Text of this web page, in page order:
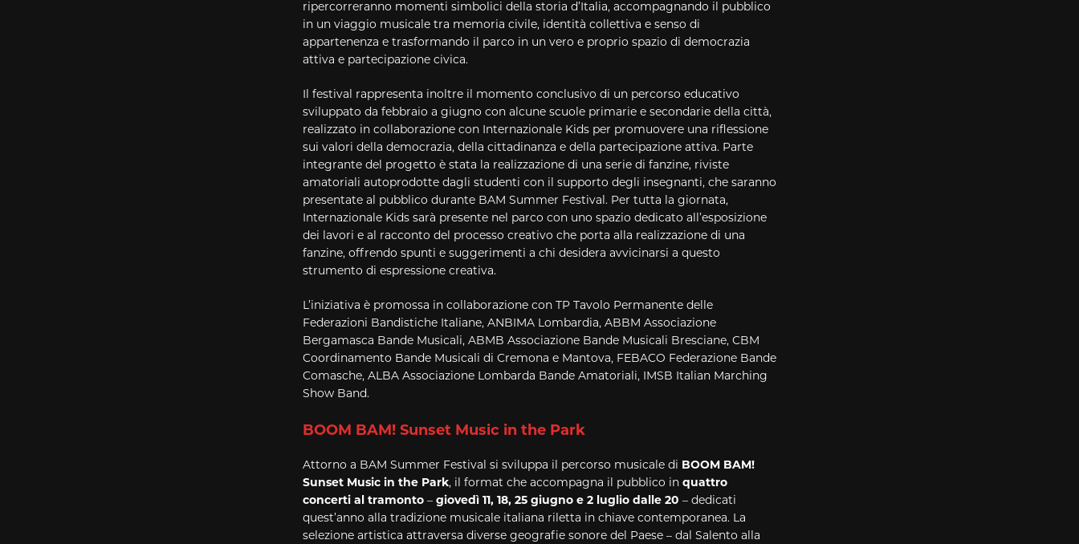
ripercorreranno momenti simbolici della storia d’Italia, accompagnando il pubblico
in un viaggio musicale tra memoria civile, identità collettiva e senso di
appartenenza e trasformando il parco in un vero e proprio spazio di democrazia
attiva e partecipazione civica.
Il festival rappresenta inoltre il momento conclusivo di un percorso educativo
sviluppato da febbraio a giugno con alcune scuole primarie e secondarie della città,
realizzato in collaborazione con Internazionale Kids per promuovere una riflessione
sui valori della democrazia, della cittadinanza e della partecipazione attiva. Parte
integrante del progetto è stata la realizzazione di una serie di fanzine, riviste
amatoriali autoprodotte dagli studenti con il supporto degli insegnanti, che saranno
presentate al pubblico durante BAM Summer Festival. Per tutta la giornata,
Internazionale Kids sarà presente nel parco con uno spazio dedicato all’esposizione
dei lavori e al racconto del processo creativo che porta alla realizzazione di una
fanzine, offrendo spunti e suggerimenti a chi desidera avvicinarsi a questo
strumento di espressione creativa.
L’iniziativa è promossa in collaborazione con TP Tavolo Permanente delle
Federazioni Bandistiche Italiane, ANBIMA Lombardia, ABBM Associazione
Bergamasca Bande Musicali, ABMB Associazione Bande Musicali Bresciane, CBM
Coordinamento Bande Musicali di Cremona e Mantova, FEBACO Federazione Bande
Comasche, ALBA Associazione Lombarda Bande Amatoriali, IMSB Italian Marching
Show Band.
BOOM BAM! Sunset Music in the Park
Attorno a BAM Summer Festival si sviluppa il percorso musicale di BOOM BAM!
Sunset Music in the Park, il format che accompagna il pubblico in quattro
concerti al tramonto – giovedì 11, 18, 25 giugno e 2 luglio dalle 20 – dedicati
quest’anno alla tradizione musicale italiana riletta in chiave contemporanea. La
selezione artistica attraversa diverse geografie sonore del Paese – dal Salento alla